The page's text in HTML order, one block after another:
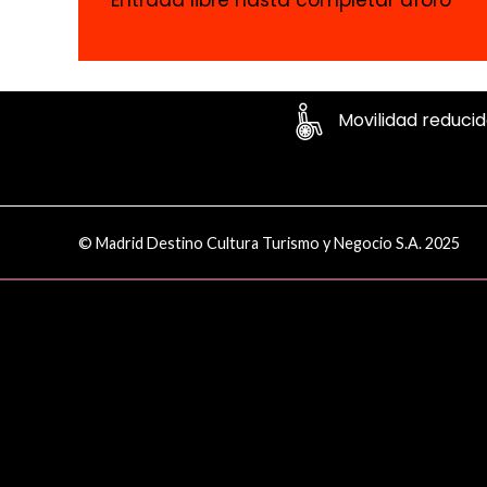
Movilidad
© Madrid Destino Cultura Turismo y Negocio S.A. 2025